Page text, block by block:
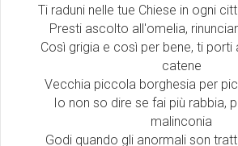
Ti raduni nelle tue Chiese in ogni
Presti ascolto all'omelia,
Così grigia e così per bene, ti porti
catene
Vecchia piccola borghesia per
Io non so dire se fai più rabbia,
malinconia
Godi quando gli anormali son